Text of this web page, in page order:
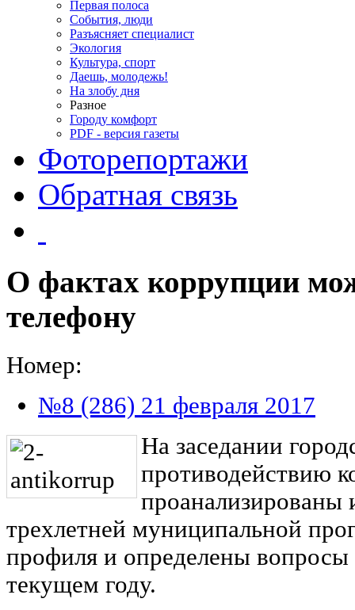
Первая полоса
События, люди
Разъясняет специалист
Экология
Культура, спорт
Даешь, молодежь!
На злобу дня
Разное
Городу комфорт
PDF - версия газеты
Фоторепортажи
Обратная связь
О фактах коррупции
телефону
Номер:
№8 (286) 21 февраля 2017
На заседании
противодействию
проанализированы
трехлетней муниципальной
профиля и определены вопросы
текущем году.